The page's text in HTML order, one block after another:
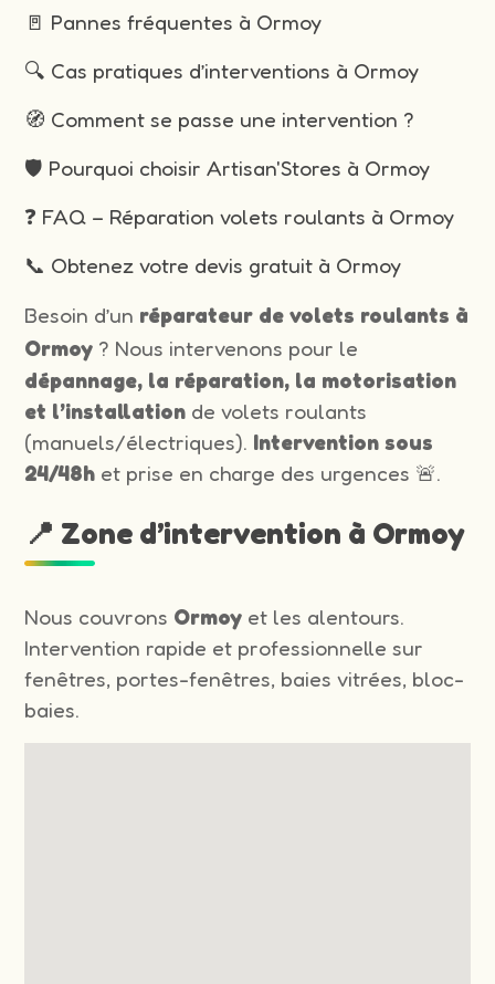
🚪 Pannes fréquentes à Ormoy
🔍 Cas pratiques d’interventions à Ormoy
🧭 Comment se passe une intervention ?
🛡️ Pourquoi choisir Artisan'Stores à Ormoy
❓ FAQ – Réparation volets roulants à Ormoy
📞 Obtenez votre devis gratuit à Ormoy
Besoin d’un réparateur de volets roulants à
Ormoy ? Nous intervenons pour le
dépannage, la réparation, la motorisation
et l’installation de volets roulants
(manuels/électriques). Intervention sous
24/48h et prise en charge des urgences 🚨.
📍 Zone d’intervention à Ormoy
Nous couvrons Ormoy et les alentours.
Intervention rapide et professionnelle sur
fenêtres, portes-fenêtres, baies vitrées, bloc-
baies.